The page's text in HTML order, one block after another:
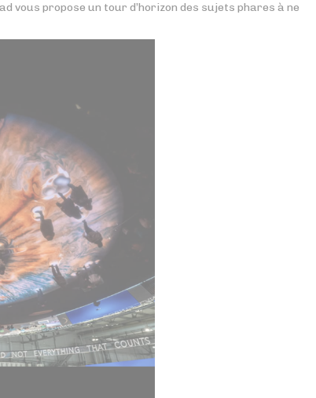
vous propose un tour d’horizon des sujets phares à ne